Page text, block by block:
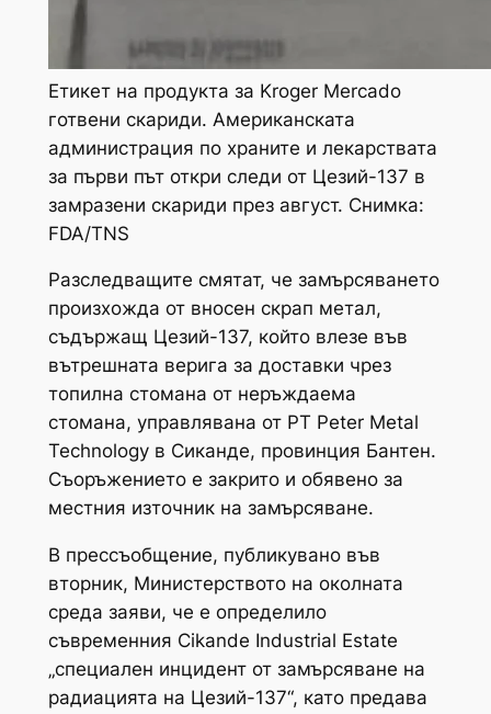
Етикет на продукта за Kroger Mercado
готвени скариди. Американската
администрация по храните и лекарствата
за първи път откри следи от Цезий-137 в
замразени скариди през август. Снимка:
FDA/TNS
Разследващите смятат, че замърсяването
произхожда от вносен скрап метал,
съдържащ Цезий-137, който влезе във
вътрешната верига за доставки чрез
топилна стомана от неръждаема
стомана, управлявана от PT Peter Metal
Technology в Сиканде, провинция Бантен.
Съоръжението е закрито и обявено за
местния източник на замърсяване.
В прессъобщение, публикувано във
вторник, Министерството на околната
среда заяви, че е определило
съвременния Cikande Industrial Estate
„специален инцидент от замърсяване на
радиацията на Цезий-137“, като предава